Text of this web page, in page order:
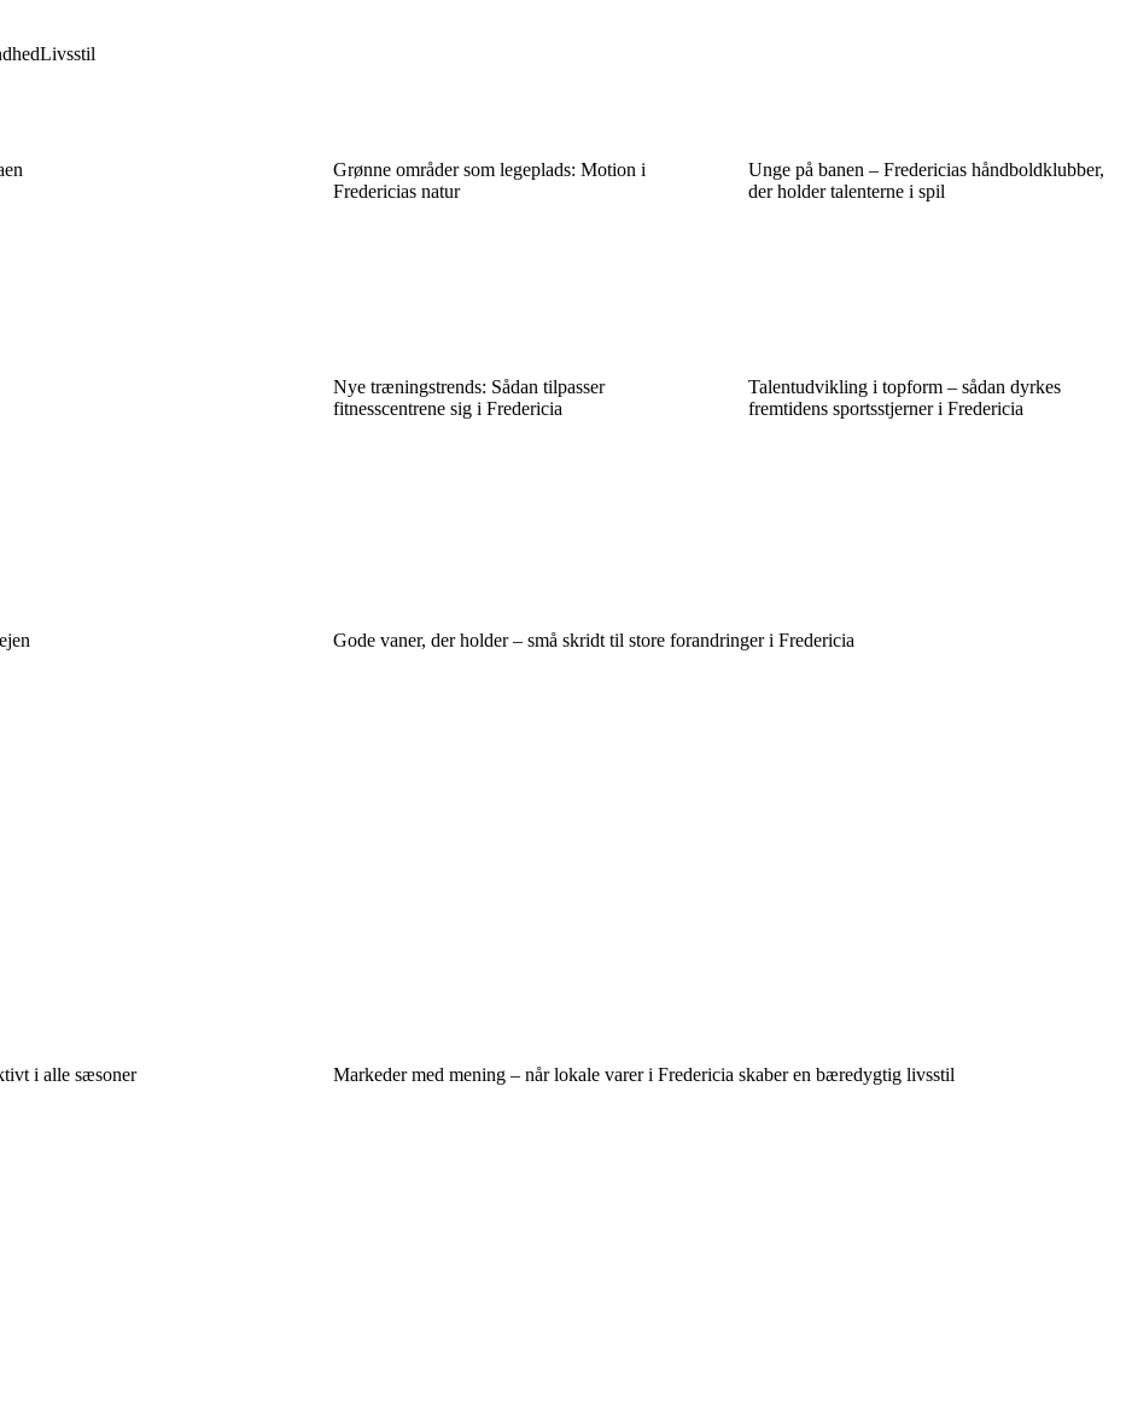
Livsstil
Grønne områder som legeplads: Motion i
Fredericias natur
Unge på banen – Fredericias håndboldklubber,
der holder talenterne i spil
Nye træningstrends: Sådan tilpasser
fitnesscentrene sig i Fredericia
Talentudvikling i topform – sådan dyrkes
fremtidens sportsstjerner i Fredericia
Gode vaner, der holder – små skridt til store forandringer i Fredericia
i alle sæsoner Markeder med mening – når lokale varer i Fredericia skaber en bæredygtig livsstil